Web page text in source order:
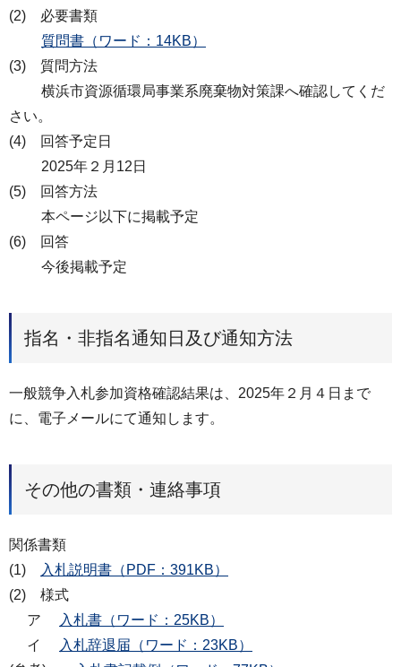
(2) 必要書類
質問書（ワード：14KB）
(3) 質問方法
横浜市資源循環局事業系廃棄物対策課へ確認してくだ
さい。
(4) 回答予定日
2025年２月12日
(5) 回答方法
本ページ以下に掲載予定
(6) 回答
今後掲載予定
指名・非指名通知日及び通知方法
一般競争入札参加資格確認結果は、2025年２月４日まで
に、電子メールにて通知します。
その他の書類・連絡事項
関係書類
(1)
入札説明書（PDF：391KB）
(2) 様式
ア
入札書（ワード：25KB）
イ
入札辞退届（ワード：23KB）